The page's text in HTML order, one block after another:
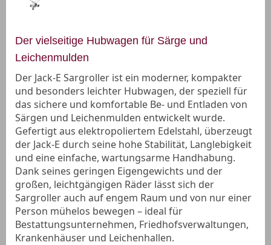
Der vielseitige Hubwagen für Särge und
Leichenmulden
Der Jack-E Sargroller ist ein moderner, kompakter
und besonders leichter Hubwagen, der speziell für
das sichere und komfortable Be- und Entladen von
Särgen und Leichenmulden entwickelt wurde.
Gefertigt aus elektropoliertem Edelstahl, überzeugt
der Jack-E durch seine hohe Stabilität, Langlebigkeit
und eine einfache, wartungsarme Handhabung.
Dank seines geringen Eigengewichts und der
großen, leichtgängigen Räder lässt sich der
Sargroller auch auf engem Raum und von nur einer
Person mühelos bewegen – ideal für
Bestattungsunternehmen, Friedhofsverwaltungen,
Krankenhäuser und Leichenhallen.